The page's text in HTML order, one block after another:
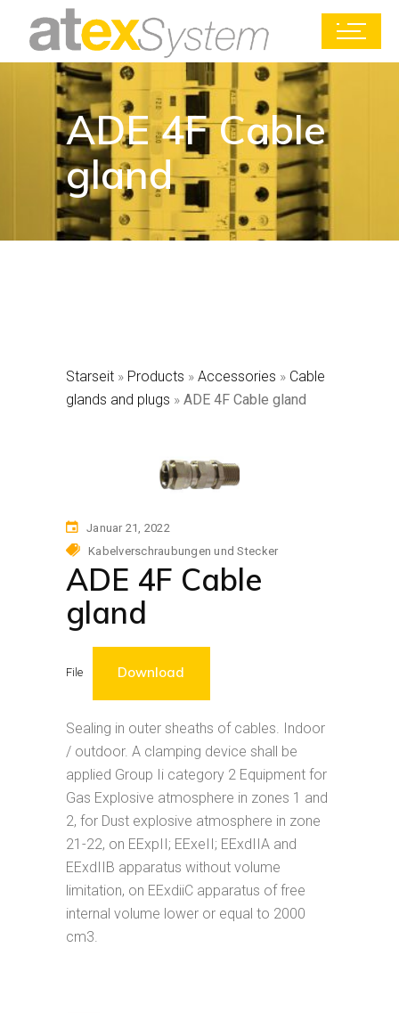
ADE 4F Cable
gland
Starseit » Products » Accessories » Cable
glands and plugs » ADE 4F Cable gland
Januar 21, 2022
Kabelverschraubungen und Stecker
ADE 4F Cable
gland
File Download
Sealing in outer sheaths of cables. Indoor
/ outdoor. A clamping device shall be
applied Group Ii category 2 Equipment for
Gas Explosive atmosphere in zones 1 and
2, for Dust explosive atmosphere in zone
21-22, on EExpII; EExeII; EExdIIA and
EExdIIB apparatus without volume
limitation, on EExdiiC apparatus of free
internal volume lower or equal to 2000
cm3.